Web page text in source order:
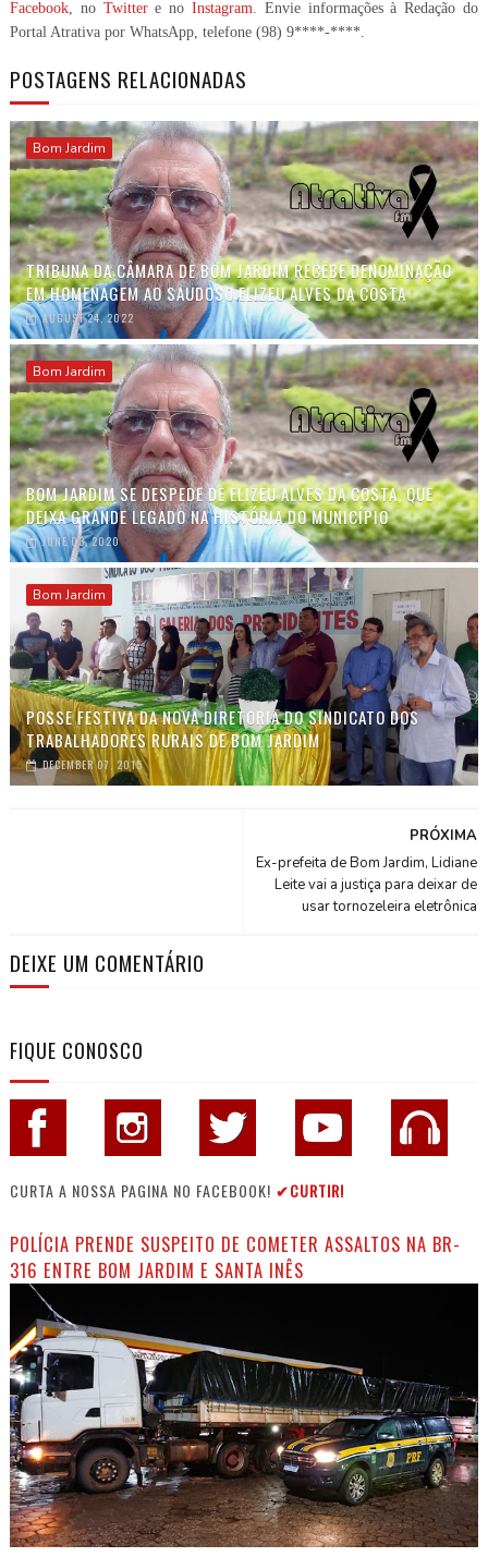
Facebook, no Twittere noInstagram . Envie informações à Redação do
Portal Atrativa por WhatsApp, telefone (98) 9****-****
POSTAGENS RELACIONADAS
Bom Jardim
TRIBUNA DA CÂMARA DE BOM JARDIM RECEBE DENOMINAÇÃO
EM HOMENAGEM AO SAUDOSO ELIZEU ALVES DA COSTA
AUGUST 24, 2022
Bom Jardim
BOM JARDIM SE DESPEDE DE ELIZEU ALVES DA COSTA, QUE
DEIXA GRANDE LEGADO NA HISTÓRIA DO MUNICÍPIO
JUNE 03, 2020
Bom Jardim
POSSE FESTIVA DA NOVA DIRETORIA DO SINDICATO DOS
TRABALHADORES RURAIS DE BOM JARDIM
DECEMBER 07, 2015
PRÓXIMA
Ex-prefeita de Bom Jardim, Lidiane
Leite vai a justiça para deixar de
usar tornozeleira eletrônica
DEIXE UM COMENTÁRIO
FIQUE CONOSCO
CURTA A NOSSA PAGINA NO FACEBOOK! ✔CURTIR!
POLÍCIA PRENDE SUSPEITO DE COMETER ASSALTOS NA BR-
316 ENTRE BOM JARDIM E SANTA INÊS